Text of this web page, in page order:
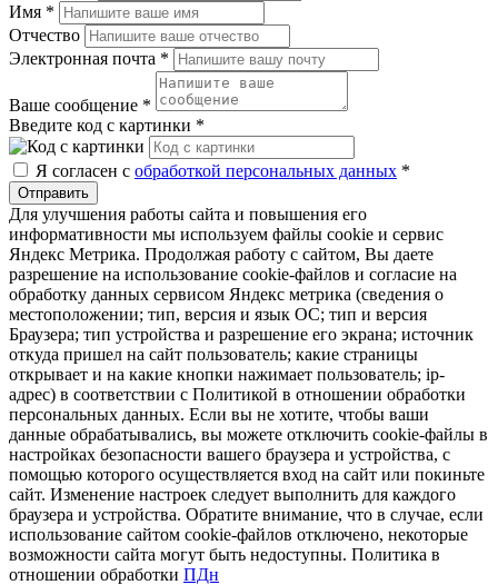
Имя *
Отчество
Электронная почта *
Ваше сообщение *
Введите код с картинки *
Я согласен с обработкой персональных данных *
Отправить
Для улучшения работы сайта и повышения его
информативности мы используем файлы cookie и сервис
Яндекс Метрика. Продолжая работу с сайтом, Вы даете
разрешение на использование cookie-файлов и согласие на
обработку данных сервисом Яндекс метрика (сведения о
местоположении; тип, версия и язык ОС; тип и версия
Браузера; тип устройства и разрешение его экрана; источник
откуда пришел на сайт пользователь; какие страницы
открывает и на какие кнопки нажимает пользователь; ip-
адрес) в соответствии с Политикой в отношении обработки
персональных данных. Если вы не хотите, чтобы ваши
данные обрабатывались, вы можете отключить cookie-файлы в
настройках безопасности вашего браузера и устройства, с
помощью которого осуществляется вход на сайт или покиньте
сайт. Изменение настроек следует выполнить для каждого
браузера и устройства. Обратите внимание, что в случае, если
использование сайтом cookie-файлов отключено, некоторые
возможности сайта могут быть недоступны. Политика в
отношении обработки ПДн